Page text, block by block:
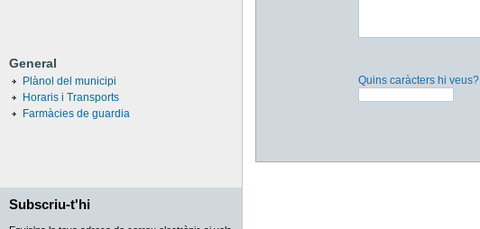
General
Plànol del municipi
Horaris i Transports
Farmàcies de guardia
Subscriu-t'hi
Quins caràcters hi veus?